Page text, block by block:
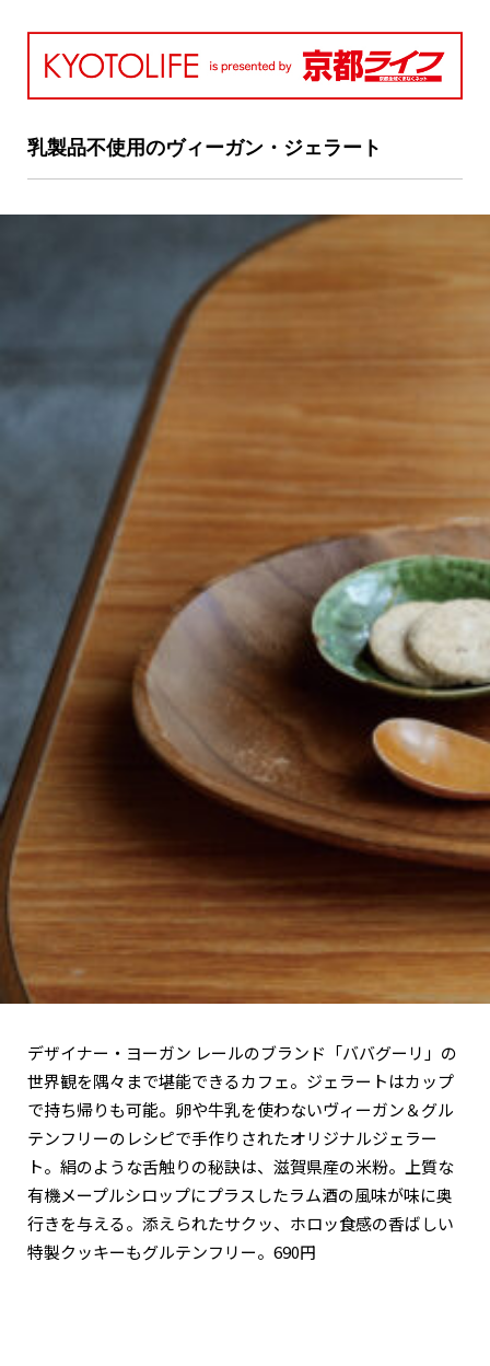
MAIN MENU
SERIES
カレーが好き
京都おやつクラブ
私と店のはなし
今月の京みやげ
京都の書店
CULTURE
すべて
関西で開催。
おすすめの展覧会
誠光社で選びました。
おすすめの本
紹介します。
おすすめのイベント
乳製品不使用のヴィーガン・ジェラート
デザイナー・ヨーガン レールのブランド「ババグーリ」の
世界観を隅々まで堪能できるカフェ。ジェラートはカップ
で持ち帰りも可能。卵や牛乳を使わないヴィーガン＆グル
テンフリーのレシピで手作りされたオリジナルジェラー
ト。絹のような舌触りの秘訣は、滋賀県産の米粉。上質な
有機メープルシロップにプラスしたラム酒の風味が味に奥
行きを与える。添えられたサクッ、ホロッ食感の香ばしい
特製クッキーもグルテンフリー。690円